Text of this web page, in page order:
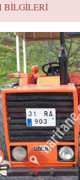
BILGILERI